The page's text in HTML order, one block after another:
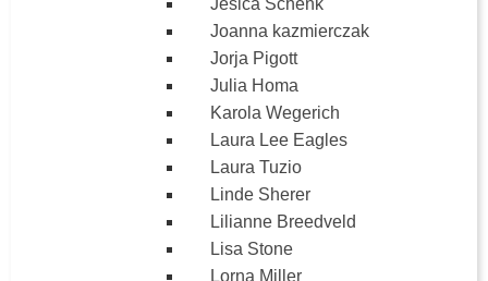
Jesica Schenk
Joanna kazmierczak
Jorja Pigott
Julia Homa
Karola Wegerich
Laura Lee Eagles
Laura Tuzio
Linde Sherer
Lilianne Breedveld
Lisa Stone
Lorna Miller